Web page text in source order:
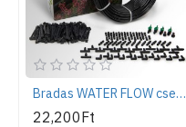
Bradas WATER FLOW csepegtető tömlő készlet, 16 mm, 100 m
22,200Ft